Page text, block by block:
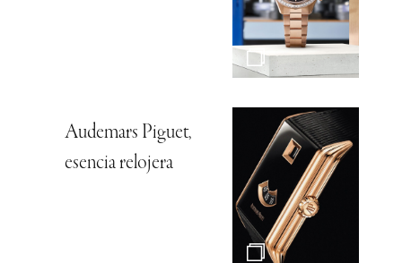
Audemars Piguet,
esencia relojera